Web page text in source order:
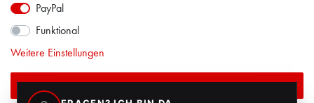
PayPal
Funktional
Weitere Einstellungen
Alle akzeptieren